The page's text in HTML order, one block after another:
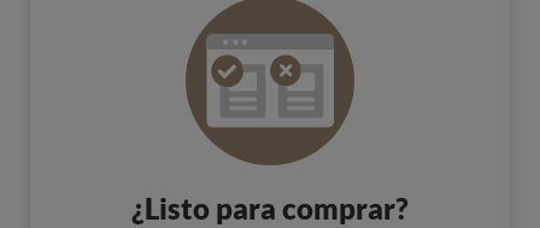
¿Listo para comprar?